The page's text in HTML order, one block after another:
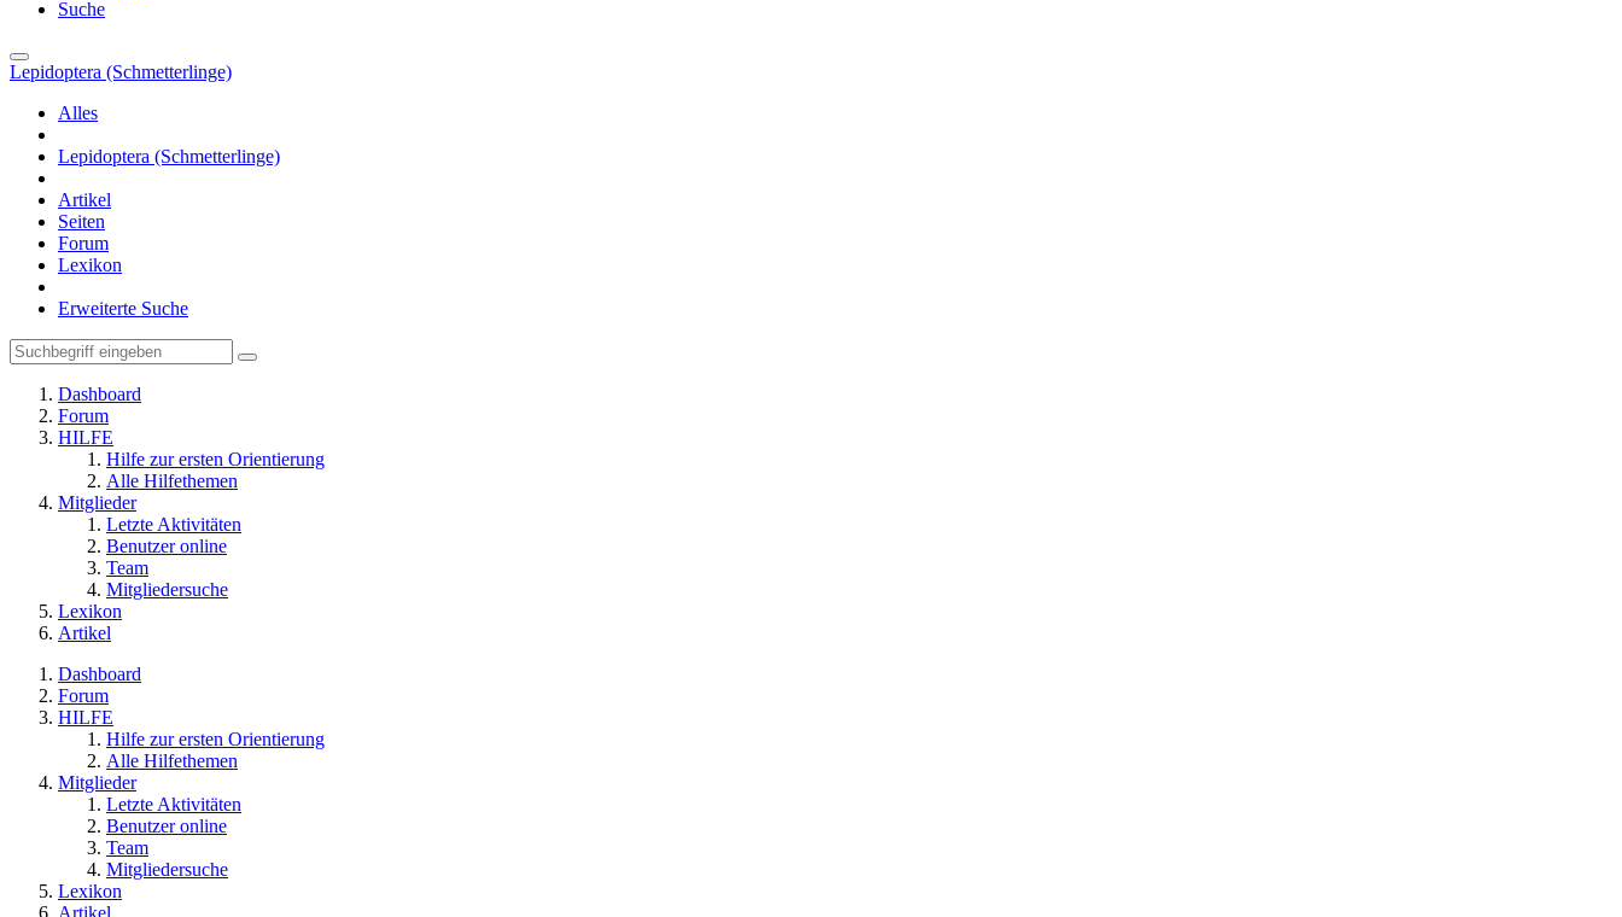
Suche
Lepidoptera (Schmetterlinge)
Alles
Lepidoptera (Schmetterlinge)
Artikel
Seiten
Forum
Lexikon
Erweiterte Suche
Dashboard
Forum
HILFE
Hilfe zur ersten Orientierung
Alle Hilfethemen
Mitglieder
Letzte Aktivitäten
Benutzer online
Team
Mitgliedersuche
Lexikon
Artikel
Dashboard
Forum
HILFE
Hilfe zur ersten Orientierung
Alle Hilfethemen
Mitglieder
Letzte Aktivitäten
Benutzer online
Team
Mitgliedersuche
Lexikon
Artikel